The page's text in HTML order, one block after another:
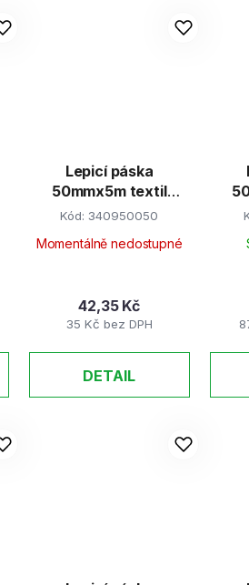
Lepicí páska
50mmx5m textil
oboustranná
Kód:340950050
Momentálně nedostupné
35 Kč bez DPH
42,35 Kč
DETAIL